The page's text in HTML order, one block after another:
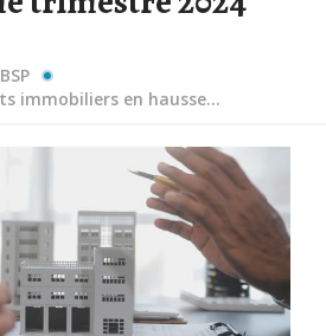
immobiliers en hausse...